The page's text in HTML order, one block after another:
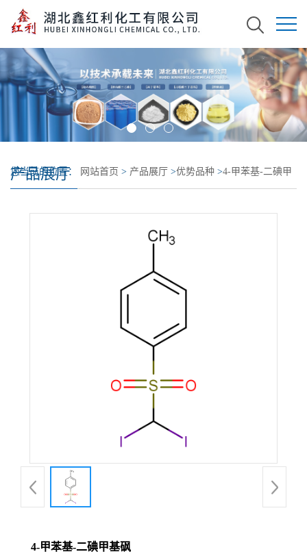
产品展厅
您当前的位置： 网站首页 > 产品展厅 >优势品种 >4-甲苯基-二碘甲
4-甲苯基-二碘甲基砜